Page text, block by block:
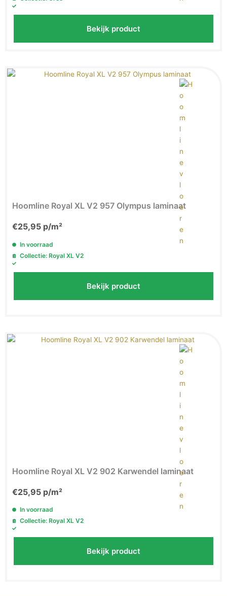
Bekijk product
Hoomline Royal XL V2 957 Olympus laminaat
€25,95 p/m²
In voorraad
Collectie: Royal XL V2
Bekijk product
Hoomline Royal XL V2 902 Karwendel laminaat
€25,95 p/m²
In voorraad
Collectie: Royal XL V2
Bekijk product